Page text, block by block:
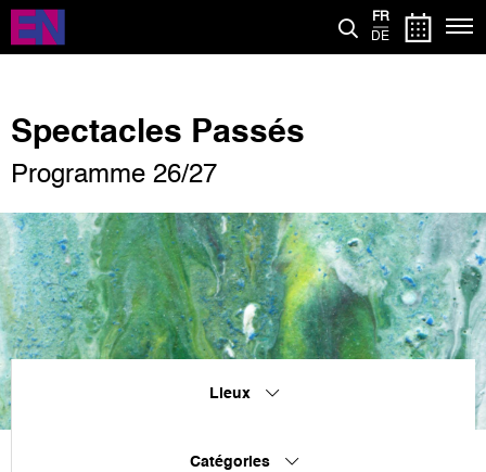
Aller
contenu
FR
DE
Spectacles Passés
Programme 26/27
Lieux
Catégories